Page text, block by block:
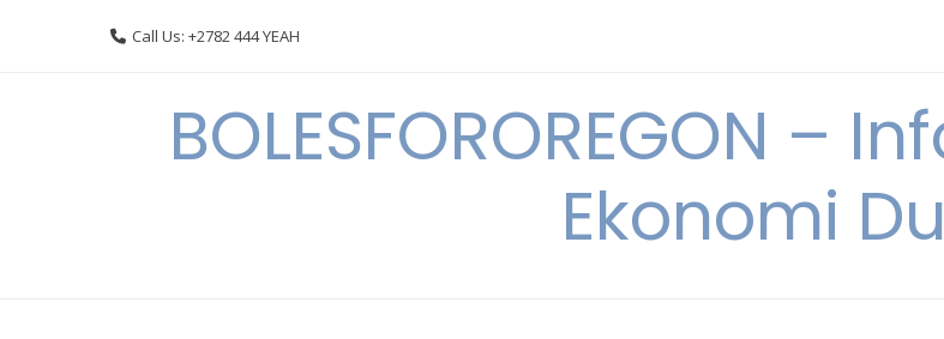
Call Us: +2782 444 YEAH
BOLESFOROREGON –
Ekonomi